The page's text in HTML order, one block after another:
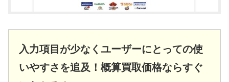
入力項目が少なくユーザーにとっての使
いやすさを追及！概算買取価格ならすぐ